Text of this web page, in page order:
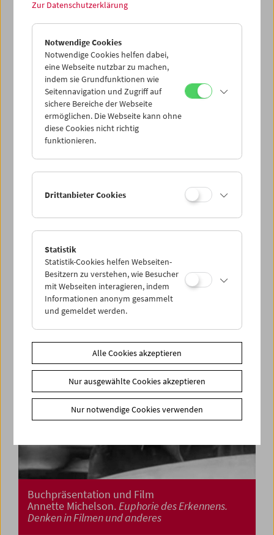
Treibgut: Evgeny Yufit
Collection on Screen: Lav Diaz – Teil 5
Buchpräsentation und Film
Annette Michelson.Euphorie des Erkennens.
Denken in Filmen und anderes
Zur Datenschutzerklärung
Notwendige Cookies
Notwendige Cookies helfen dabei,
eine Webseite nutzbar zu machen,
indem sie Grundfunktionen wie
Seitennavigation und Zugriff auf
sichere Bereiche der Webseite
ermöglichen. Die Webseite kann ohne
diese Cookies nicht richtig
funktionieren.
Drittanbieter Cookies
Statistik
Statistik-Cookies helfen Webseiten-
Besitzern zu verstehen, wie Besucher
mit Webseiten interagieren, indem
Informationen anonym gesammelt
und gemeldet werden.
Alle Cookies akzeptieren
Nur ausgewählte Cookies akzeptieren
Nur notwendige Cookies verwenden